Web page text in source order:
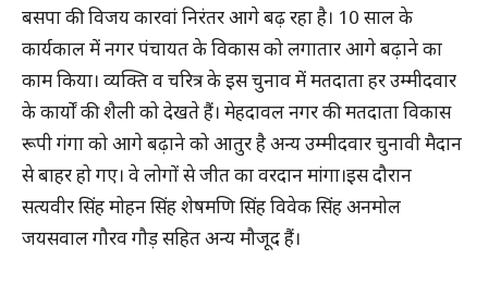
बसपा की विजय कारवां निरंतर आगे बढ़ रहा है। 10 साल के
कार्यकाल में नगर पंचायत के विकास को लगातार आगे बढ़ाने का
काम किया। व्यक्ति व चरित्र के इस चुनाव में मतदाता हर उम्मीदवार
के कार्यों की शैली को देखते हैं। मेहदावल नगर की मतदाता विकास
रूपी गंगा को आगे बढ़ाने को आतुर है अन्य उम्मीदवार चुनावी मैदान
से बाहर हो गए। वे लोगों से जीत का वरदान मांगा।इस दौरान
सत्यवीर सिंह मोहन सिंह शेषमणि सिंह विवेक सिंह अनमोल
जयसवाल गौरव गौड़ सहित अन्य मौजूद हैं।